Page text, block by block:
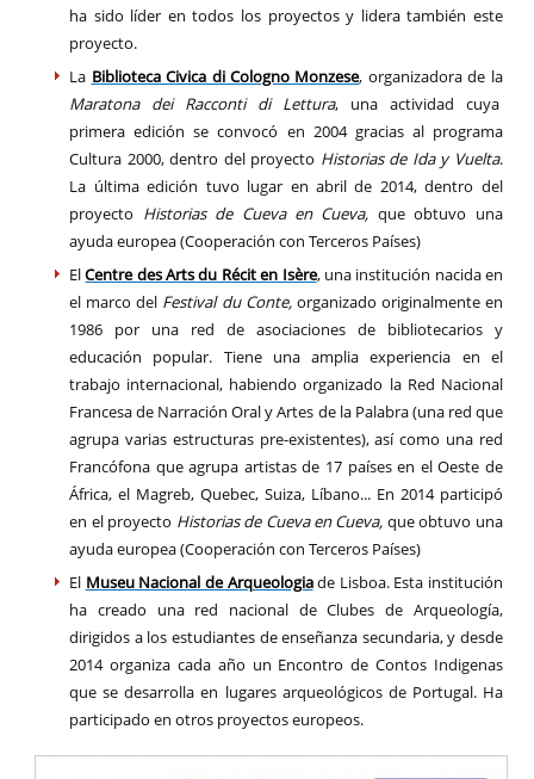
ha sido líder en todos los proyectos y lidera también este
proyecto.
La Biblioteca Civica di Cologno Monzese, organizadora de la
Maratona dei Racconti di Lettura, una actividad cuya
primera edición se convocó en 2004 gracias al programa
Cultura 2000, dentro del proyecto Historias de Ida y Vuelta.
La última edición tuvo lugar en abril de 2014, dentro del
proyecto Historias de Cueva en Cueva, que obtuvo una
ayuda europea (Cooperación con Terceros Países)
ElCentre des Arts du Récit en Isère, una institución nacida en
el marco del Festival du Conte, organizado originalmente en
1986 por una red de asociaciones de bibliotecarios y
educación popular. Tiene una amplia experiencia en el
trabajo internacional, habiendo organizado la Red Nacional
Francesa de Narración Oral y Artes de la Palabra (una red que
agrupa varias estructuras pre-existentes), así como una red
Francófona que agrupa artistas de 17 países en el Oeste de
África, el Magreb, Quebec, Suiza, Líbano... En 2014 participó
en el proyecto Historias de Cueva en Cueva, que obtuvo una
ayuda europea (Cooperación con Terceros Países)
El Museu Nacional de Arqueologiade Lisboa. Esta institución
ha creado una red nacional de Clubes de Arqueología,
dirigidos a los estudiantes de enseñanza secundaria, y desde
2014 organiza cada año un Encontro de Contos Indigenas
que se desarrolla en lugares arqueológicos de Portugal. Ha
participado en otros proyectos europeos.